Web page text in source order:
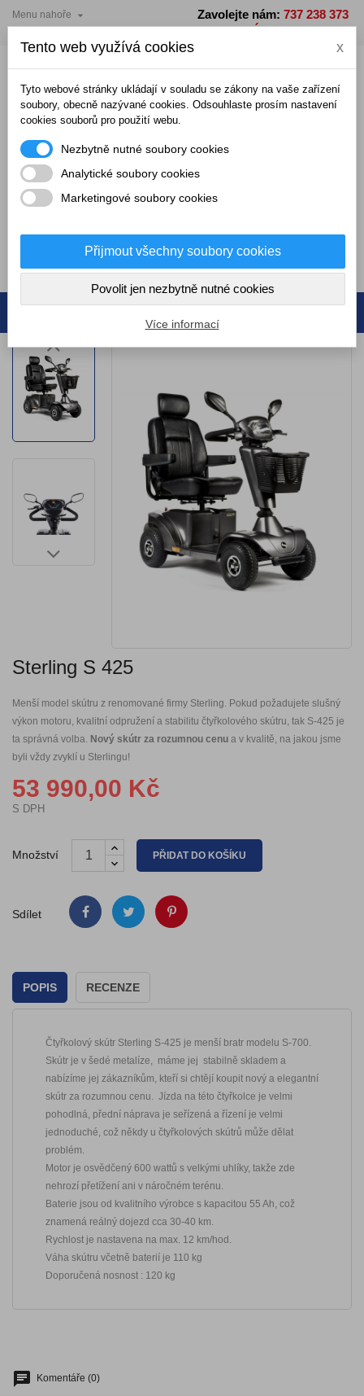
Přidat do seznamu přání ×
add_circle_outline Vytvořit nový seznam
Vytvořit seznam přání ×
Zrušit Vytvořit seznam přání
Přihlásit se ×
Musíte být přihlášení, abyste mohli ukládat produkty do
seznamu přání.
Zrušit Přihlásit se
Menu nahoře  Zavolejte nám: 737 238 373
PO - PÁ: 7 - 15 hodin
0,00 Kč
Sterling S 425
Menší model skútru z renomované firmy Sterling. Pokud požadujete slušný
výkon motoru, kvalitní odpružení a stabilitu čtyřkolového skútru, tak S-425 je
ta správná volba. Nový skútr za rozumnou cenu a v kvalitě, na jakou jsme
byli vždy zvyklí u Sterlingu!
53 990,00 Kč
S DPH
Množství PŘIDAT DO KOŠÍKU
Sdílet
POPIS RECENZE
Čtyřkolový skútr Sterling S-425 je menší bratr modelu S-700.
Skútr je v šedé metalíze, máme jej stabilně skladem a
nabízíme jej zákazníkům, kteří si chtějí koupit nový a elegantní
skútr za rozumnou cenu. Jízda na této čtyřkolce je velmi
pohodlná, přední náprava je seřízená a řízení je velmi
jednoduché, což někdy u čtyřkolových skútrů může dělat
problém.
Motor je osvědčený 600 wattů s velkými uhlíky, takže zde
nehrozí přetížení ani v náročném terénu.
Baterie jsou od kvalitního výrobce s kapacitou 55 Ah, což
znamená reálný dojezd cca 30-40 km.
Rychlost je nastavena na max. 12 km/hod.
Váha skútru včetně baterií je 110 kg
Doporučená nosnost : 120 kg
Komentáře (0)
Tento web využívá cookies x
Tyto webové stránky ukládají v souladu se zákony na vaše zařízení
soubory, obecně nazývané cookies. Odsouhlaste prosím nastavení
cookies souborů pro použití webu.
Nezbytně nutné soubory cookies
Analytické soubory cookies
Marketingové soubory cookies
Přijmout všechny soubory cookies
Povolit jen nezbytně nutné cookies
Více informací